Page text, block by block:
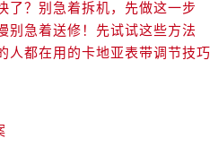
了？别急着拆机，先做这一步
别急着送修！先试试这些方法
人都在用的卡地亚表带调节技巧